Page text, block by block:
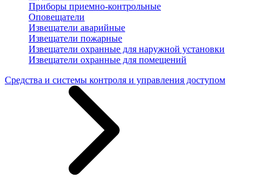
Приборы приемно-контрольные
Оповещатели
Извещатели аварийные
Извещатели пожарные
Извещатели охранные для наружной установки
Извещатели охранные для помещений
Средства и системы контроля и управления доступом